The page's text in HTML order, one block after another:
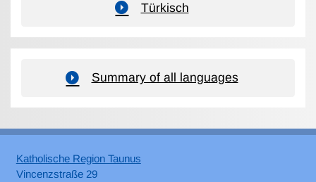
Türkisch
Summary of all languages
Katholische Region Taunus
Vincenzstraße 29